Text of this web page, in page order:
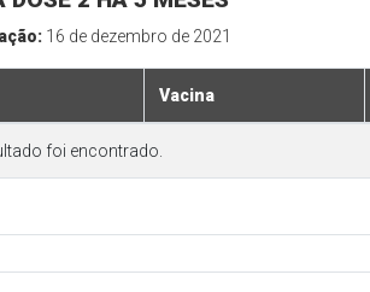
16 de dezembro de 2021
Vacina
foi encontrado.